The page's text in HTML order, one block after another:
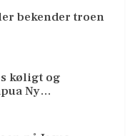
bekender troen
køligt og
Ny…